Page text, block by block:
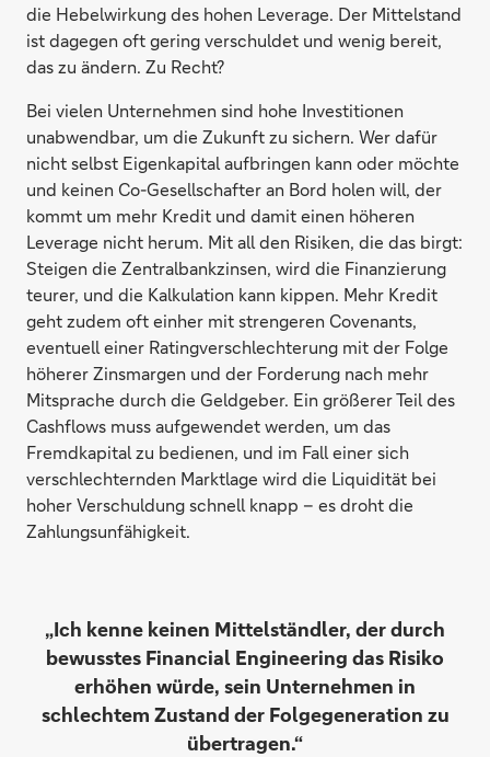
die Hebelwirkung des hohen Leverage. Der Mittelstand
ist dagegen oft gering verschuldet und wenig bereit,
das zu ändern. Zu Recht?
Bei vielen Unternehmen sind hohe Investitionen
unabwendbar, um die Zukunft zu sichern. Wer dafür
nicht selbst Eigenkapital aufbringen kann oder möchte
und keinen Co-Gesellschafter an Bord holen will, der
kommt um mehr Kredit und damit einen höheren
Leverage nicht herum. Mit all den Risiken, die das birgt:
Steigen die Zentralbankzinsen, wird die Finanzierung
teurer, und die Kalkulation kann kippen. Mehr Kredit
geht zudem oft einher mit strengeren Covenants,
eventuell einer Ratingverschlechterung mit der Folge
höherer Zinsmargen und der Forderung nach mehr
Mitsprache durch die Geldgeber. Ein größerer Teil des
Cashflows muss aufgewendet werden, um das
Fremdkapital zu bedienen, und im Fall einer sich
verschlechternden Marktlage wird die Liquidität bei
hoher Verschuldung schnell knapp – es droht die
Zahlungsunfähigkeit.
„Ich kenne keinen Mittelständler, der durch
bewusstes Financial Engineering das Risiko
erhöhen würde, sein Unternehmen in
schlechtem Zustand der Folgegeneration zu
übertragen.“